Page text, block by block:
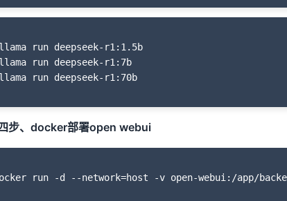
run deepseek-r1:1.5b
run deepseek-r1:7b
步、docker部署open webui